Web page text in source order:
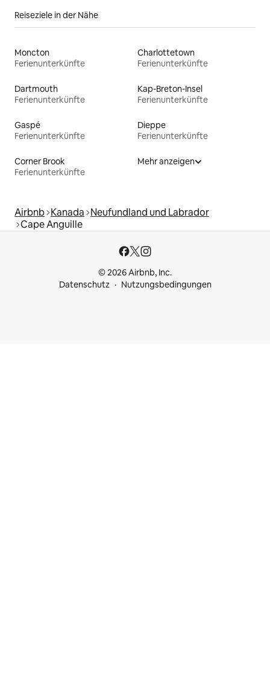
Reiseziele in der Nähe
Moncton
Ferienunterkünfte
Charlottetown
Ferienunterkünfte
Dartmouth
Ferienunterkünfte
Kap-Breton-Insel
Ferienunterkünfte
Gaspé
Ferienunterkünfte
Dieppe
Ferienunterkünfte
Corner Brook
Ferienunterkünfte
Mehr anzeigen
Airbnb Kanada Neufundland und Labrador
Cape Anguille
© 2026 Airbnb, Inc.
Datenschutz
Nutzungsbedingungen